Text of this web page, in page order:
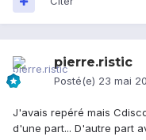
pierre.ristic
Posté(e) 23 mai
J'avais repéré mais
d'une part... D'autre part